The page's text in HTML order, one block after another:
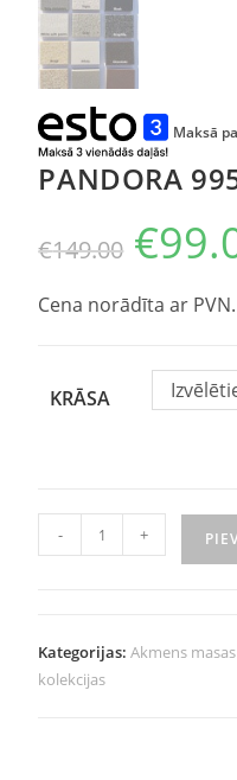
Maksā
PANDORA
€149.00 €
Cena norādīta ar PVN.
KRĀSA
- +
Kategorijas:Akmens
kolekcijas